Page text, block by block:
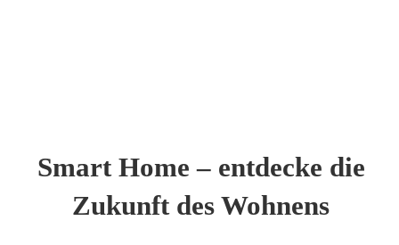
Smart Home – entdecke die
Zukunft des Wohnens